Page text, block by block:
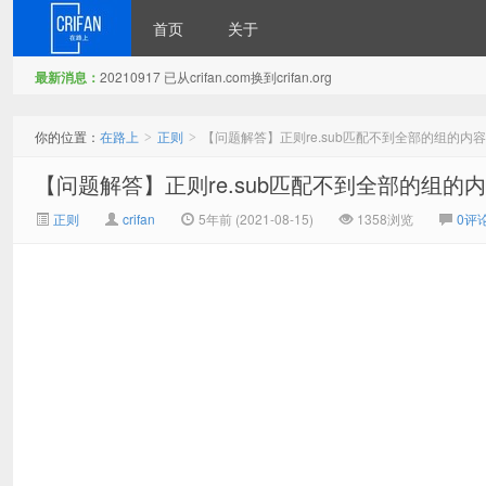
首页 关于
最新消息： 20210917 已从crifan.com换到crifan.org
你的位置： 在路上 > 正则 > 【问题解答】正则re.sub匹配不到全部的组的内容
【问题解答】正则re.sub匹配不到全部的组的
正则 crifan 5年前 (2021-08-15) 1358浏览 0评